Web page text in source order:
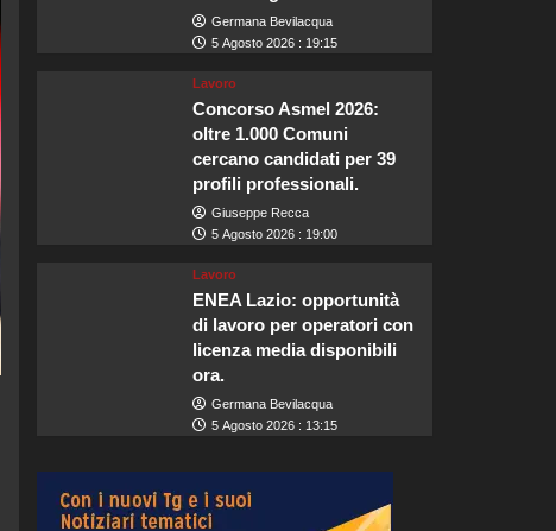
Germana Bevilacqua
5 Agosto 2026 : 19:15
Lavoro
Concorso Asmel 2026:
oltre 1.000 Comuni
cercano candidati per 39
profili professionali.
Giuseppe Recca
5 Agosto 2026 : 19:00
Lavoro
ENEA Lazio: opportunità
di lavoro per operatori con
licenza media disponibili
ora.
Germana Bevilacqua
5 Agosto 2026 : 13:15